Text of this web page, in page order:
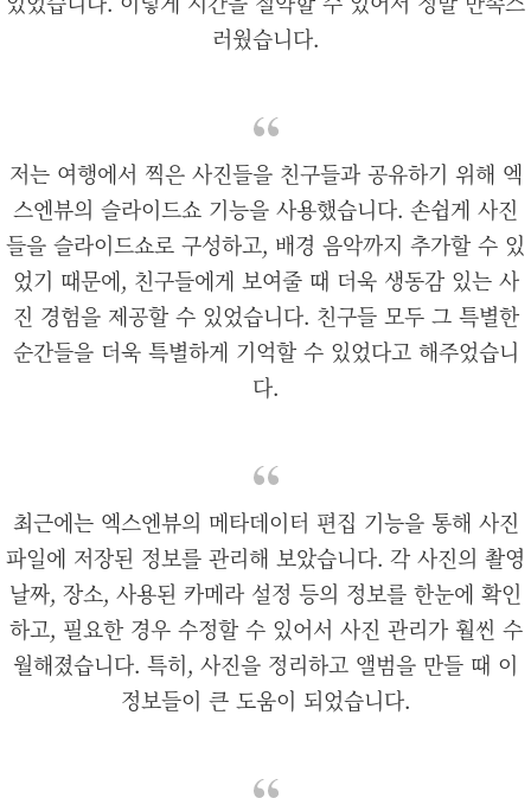
러웠습니다.
저는 여행에서 찍은 사진들을 친구들과 공유하기 위해 엑
스엔뷰의 슬라이드쇼 기능을 사용했습니다. 손쉽게 사진
들을 슬라이드쇼로 구성하고, 배경 음악까지 추가할 수 있
었기 때문에, 친구들에게 보여줄 때 더욱 생동감 있는 사
진 경험을 제공할 수 있었습니다. 친구들 모두 그 특별한
순간들을 더욱 특별하게 기억할 수 있었다고 해주었습니
다.
최근에는 엑스엔뷰의 메타데이터 편집 기능을 통해 사진
파일에 저장된 정보를 관리해 보았습니다. 각 사진의 촬영
날짜, 장소, 사용된 카메라 설정 등의 정보를 한눈에 확인
하고, 필요한 경우 수정할 수 있어서 사진 관리가 훨씬 수
월해졌습니다. 특히, 사진을 정리하고 앨범을 만들 때 이
정보들이 큰 도움이 되었습니다.